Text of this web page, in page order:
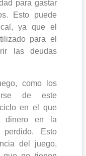
para gastar
Esto puede
ya que el
para el
las deudas
como los
de este
en el que
dinero en la
Esto
del juego,